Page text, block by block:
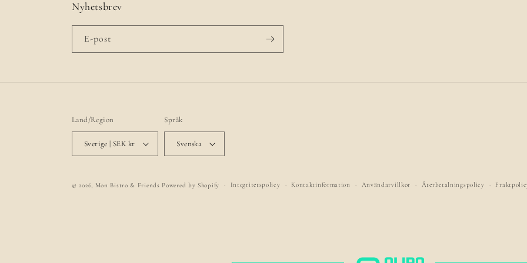
Nyhetsbrev
E-post
Land/Region
Sverige | SEK kr
Språk
Svenska
© 2026, Mon Bistro & Friends Powered by Shopify Integritetspolicy Kontaktinformation Användarvillkor Återbetalningspolicy